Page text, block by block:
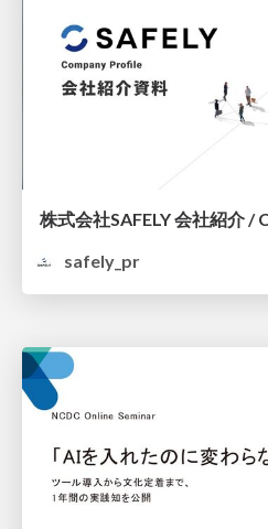
株式会社SAFELY 会社紹介 /
safely_pr